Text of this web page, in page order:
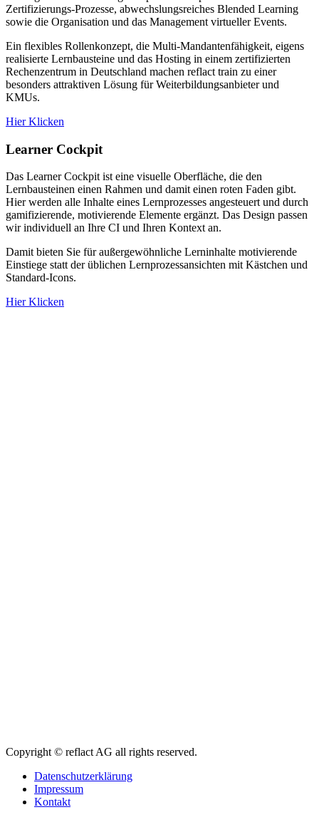
Zertifizierungs-Prozesse, abwechslungsreiches Blended Learning
sowie die Organisation und das Management virtueller Events.
Ein flexibles Rollenkonzept, die Multi-Mandantenfähigkeit, eigens
realisierte Lernbausteine und das Hosting in einem zertifizierten
Rechenzentrum in Deutschland machen reflact train zu einer
besonders attraktiven Lösung für Weiterbildungsanbieter und
KMUs.
Hier Klicken
Learner Cockpit
Das Learner Cockpit ist eine visuelle Oberfläche, die den
Lernbausteinen einen Rahmen und damit einen roten Faden gibt.
Hier werden alle Inhalte eines Lernprozesses angesteuert und durch
gamifizierende, motivierende Elemente ergänzt. Das Design passen
wir individuell an Ihre CI und Ihren Kontext an.
Damit bieten Sie für außergewöhnliche Lerninhalte motivierende
Einstiege statt der üblichen Lernprozessansichten mit Kästchen und
Standard-Icons.
Hier Klicken
Copyright © reflact AG all rights reserved.
Datenschutzerklärung
Impressum
Kontakt